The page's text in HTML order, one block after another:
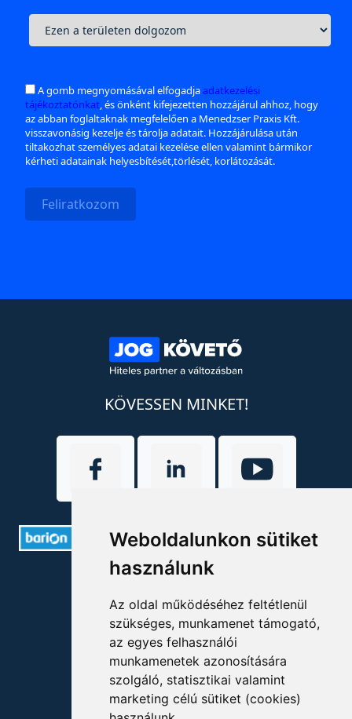
Weboldalunkon sütiket
használunk
Az oldal működéséhez feltétlenül
szükséges, munkamenet támogató,
az egyes felhasználói
munkamenetek azonosítására
szolgáló, statisztikai valamint
marketing célú sütiket (cookies)
A gomb megnyomásával elfogadjaadatkezelési
tájékoztatónkat, és önként kifejezetten hozzájárul ahhoz, hogy
az abban foglaltaknak megfelelően a Menedzser Praxis Kft.
visszavonásig kezelje és tárolja adatait. Hozzájárulása után
tiltakozhat személyes adatai kezelése ellen valamint bármikor
kérheti adatainak helyesbítését,törlését, korlátozását.
Feliratkozom
KÖVESSEN MINKET!
ELÉRHETŐSÉGEK
+36 1 880 7600
info@mprx.hu